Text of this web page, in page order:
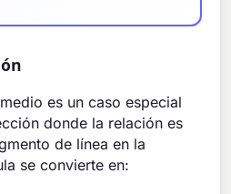
es un caso especial
donde la relación es
de línea en la
se convierte en: